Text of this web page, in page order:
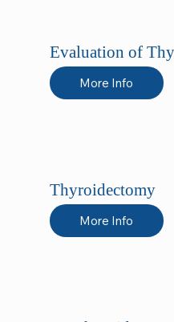
Evaluation of
More Info
Thyroidectomy
More Info